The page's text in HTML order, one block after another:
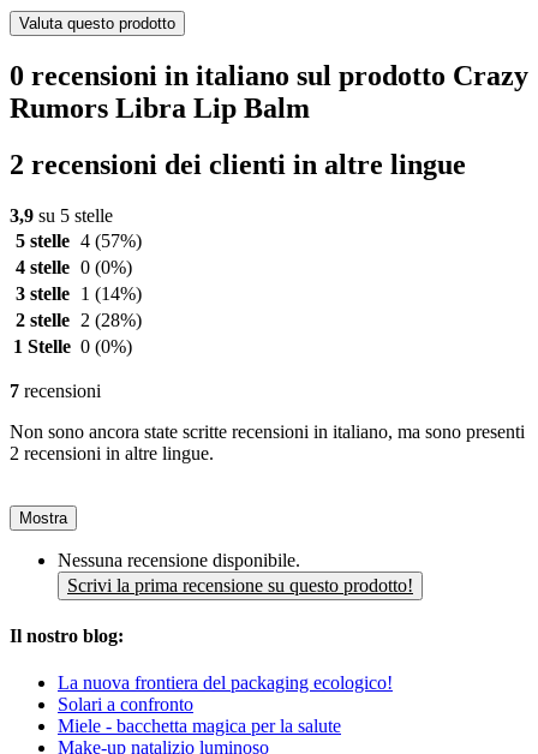
Valuta questo prodotto
0 recensioni in italiano sul prodotto Crazy
Rumors Libra Lip Balm
2 recensioni dei clienti in altre lingue
3,9 su 5 stelle
5 stelle 4 (57%)
4 stelle 0 (0%)
3 stelle
1 (14%)
2 stelle
2 (28%)
1 Stelle 0 (0%)
7 recensioni
Non sono ancora state scritte recensioni in italiano, ma sono presenti
2 recensioni in altre lingue.
Mostra
Nessuna recensione disponibile.
Scrivi la prima recensione su questo prodotto!
Il nostro blog:
La nuova frontiera del packaging ecologico!
Solari a confronto
Miele - bacchetta magica per la salute
Make-up natalizio luminoso